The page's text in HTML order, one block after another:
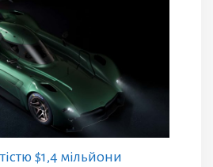
$1,4 мільйони